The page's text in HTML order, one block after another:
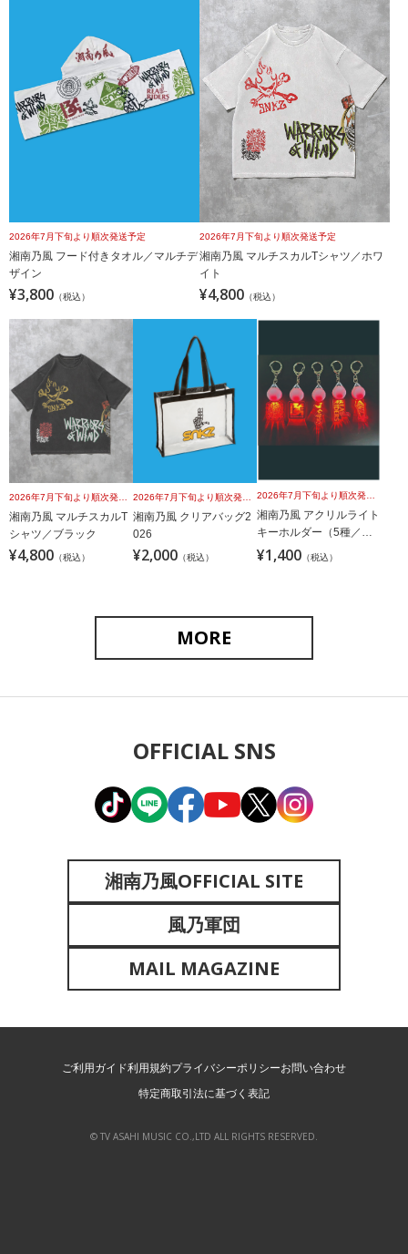
2026年7月下旬より順次発送予定
湘南乃風 フード付きタオル／マルチデ
ザイン
¥3,800 （税込）
2026年7月下旬より順次発送予定
湘南乃風 マルチスカルTシャツ／ホワ
イト
¥4,800 （税込）
湘南乃風 マルチスカルT
シャツ／ブラック
¥4,800 （税込）
湘南乃風 クリアバッグ2
026
¥2,000 （税込）
2026年7月下旬より順次発送予定
湘南乃風 アクリルライト
キーホルダー（5種／ラ
ンダム）
¥1,400 （税込）
MORE
OFFICIAL SNS
湘南乃風OFFICIAL SITE
風乃軍団
MAIL MAGAZINE
ご利用ガイド利用規約プライバシーポリシーお問い合わせ
特定商取引法に基づく表記
© TV ASAHI MUSIC CO.,LTD ALL RIGHTS RESERVED.